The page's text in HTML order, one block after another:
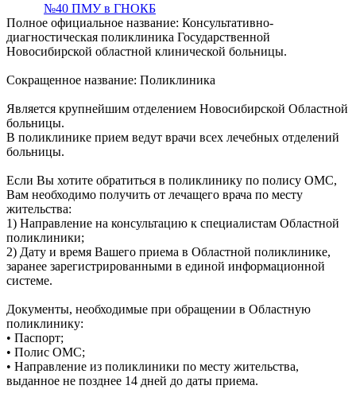
№40 ПМУ в ГНОКБ
Полное официальное название: Консультативно-
диагностическая поликлиника Государственной
Новосибирской областной клинической больницы.
Сокращенное название: Поликлиника
Является крупнейшим отделением Новосибирской Областной
больницы.
В поликлинике прием ведут врачи всех лечебных отделений
больницы.
Если Вы хотите обратиться в поликлинику по полису ОМС,
Вам необходимо получить от лечащего врача по месту
жительства:
1) Направление на консультацию к специалистам Областной
поликлиники;
2) Дату и время Вашего приема в Областной поликлинике,
заранее зарегистрированными в единой информационной
системе.
Документы, необходимые при обращении в Областную
поликлинику:
• Паспорт;
• Полис ОМС;
• Направление из поликлиники по месту жительства,
выданное не позднее 14 дней до даты приема.